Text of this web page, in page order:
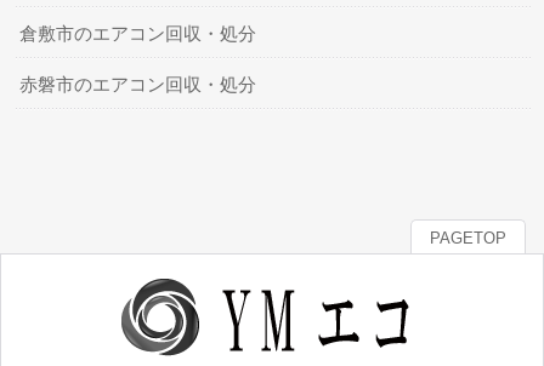
倉敷市のエアコン回収・処分
赤磐市のエアコン回収・処分
PAGETOP